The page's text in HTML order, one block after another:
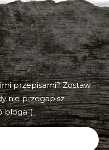
przepisami? Zostaw
nie przegapisz
bloga :)